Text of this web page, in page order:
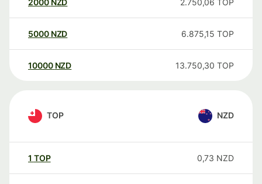
2000 NZD 2.750,06 TOP
5000 NZD 6.875,15 TOP
10000 NZD 13.750,30 TOP
TOP NZD
1 TOP 0,73 NZD